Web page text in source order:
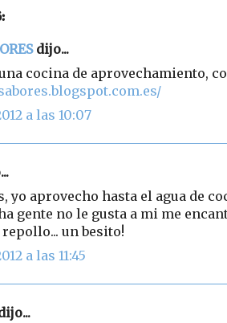
dijo...
cocina de aprovechamiento,
a las 10:07
yo aprovecho hasta el agua de
gente no le gusta a mi me
un besito!
a las 11:45